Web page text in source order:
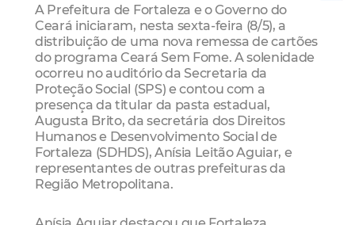
A Prefeitura de Fortaleza e o Governo do
Ceará iniciaram, nesta sexta-feira (8/5), a
distribuição de uma nova remessa de cartões
do programa Ceará Sem Fome. A solenidade
ocorreu no auditório da Secretaria da
Proteção Social (SPS) e contou com a
presença da titular da pasta estadual,
Augusta Brito, da secretária dos Direitos
Humanos e Desenvolvimento Social de
Fortaleza (SDHDS), Anísia Leitão Aguiar, e
representantes de outras prefeituras da
Região Metropolitana.